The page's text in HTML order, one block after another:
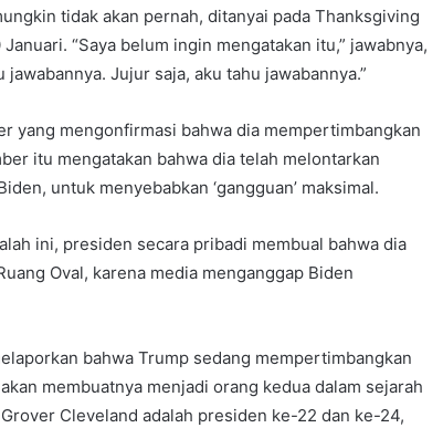
tidak akan pernah, ditanyai pada Thanksgiving
“Saya belum ingin mengatakan itu,” jawabnya,
Jujur saja, aku tahu jawabannya.”
yang mengonfirmasi bahwa dia mempertimbangkan
itu mengatakan bahwa dia telah melontarkan
untuk menyebabkan ‘gangguan’ maksimal.
ini, presiden secara pribadi membual bahwa dia
Oval, karena media menganggap Biden
bahwa Trump sedang mempertimbangkan
membuatnya menjadi orang kedua dalam sejarah
Cleveland adalah presiden ke-22 dan ke-24,